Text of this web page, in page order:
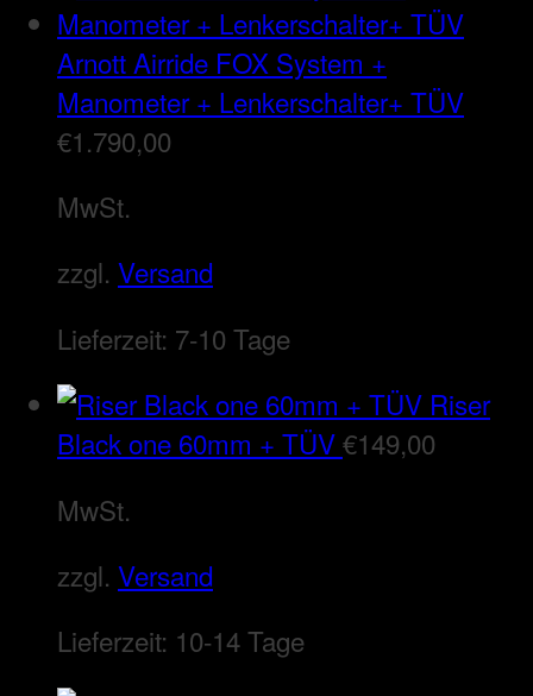
Arnott Airride FOX System +
Manometer + Lenkerschalter+ TÜV
€1.790,00
MwSt.
zzgl. Versand
Lieferzeit: 7-10 Tage
Riser
Black one 60mm + TÜV€149,00
MwSt.
zzgl. Versand
Lieferzeit: 10-14 Tage